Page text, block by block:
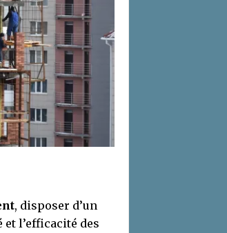
, disposer d’un
l’efficacité des